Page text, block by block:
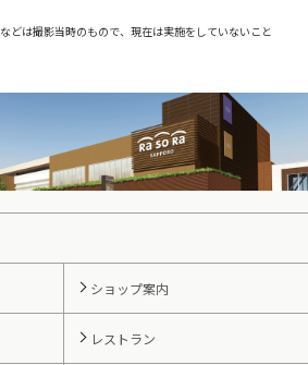
どは撮影当時のもので、現在は実施をしていないこと
ショップ案内
レストラン